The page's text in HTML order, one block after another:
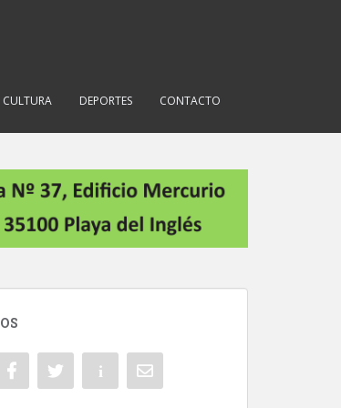
CULTURA DEPORTES CONTACTO